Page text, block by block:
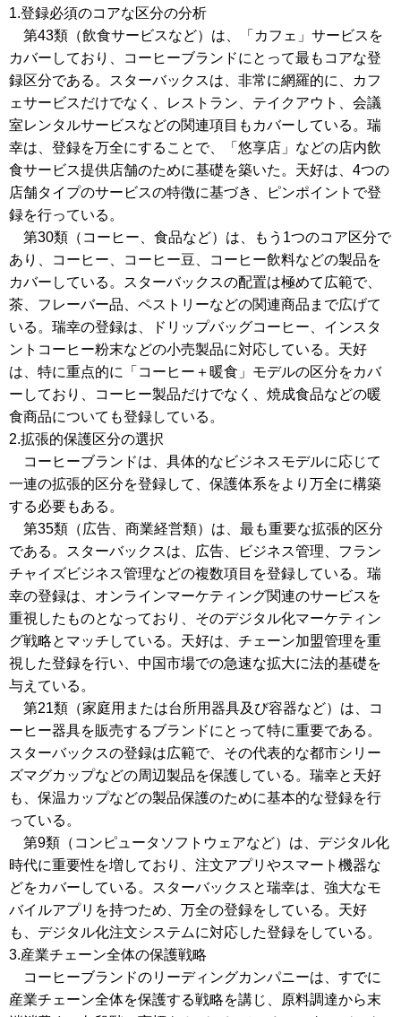
1.登録必須のコアな区分の分析
第43類（飲食サービスなど）は、「カフェ」サービスを
カバーしており、コーヒーブランドにとって最もコアな登
録区分である。スターバックスは、非常に網羅的に、カフ
ェサービスだけでなく、レストラン、テイクアウト、会議
室レンタルサービスなどの関連項目もカバーしている。瑞
幸は、登録を万全にすることで、「悠享店」などの店内飲
食サービス提供店舗のために基礎を築いた。天好は、4つの
店舗タイプのサービスの特徴に基づき、ピンポイントで登
録を行っている。
第30類（コーヒー、食品など）は、もう1つのコア区分で
あり、コーヒー、コーヒー豆、コーヒー飲料などの製品を
カバーしている。スターバックスの配置は極めて広範で、
茶、フレーバー品、ペストリーなどの関連商品まで広げて
いる。瑞幸の登録は、ドリップバッグコーヒー、インスタ
ントコーヒー粉末などの小売製品に対応している。天好
は、特に重点的に「コーヒー＋暖食」モデルの区分をカバ
ーしており、コーヒー製品だけでなく、焼成食品などの暖
食商品についても登録している。
2.拡張的保護区分の選択
コーヒーブランドは、具体的なビジネスモデルに応じて
一連の拡張的区分を登録して、保護体系をより万全に構築
する必要もある。
第35類（広告、商業経営類）は、最も重要な拡張的区分
である。スターバックスは、広告、ビジネス管理、フラン
チャイズビジネス管理などの複数項目を登録している。瑞
幸の登録は、オンラインマーケティング関連のサービスを
重視したものとなっており、そのデジタル化マーケティン
グ戦略とマッチしている。天好は、チェーン加盟管理を重
視した登録を行い、中国市場での急速な拡大に法的基礎を
与えている。
第21類（家庭用または台所用器具及び容器など）は、コ
ーヒー器具を販売するブランドにとって特に重要である。
スターバックスの登録は広範で、その代表的な都市シリー
ズマグカップなどの周辺製品を保護している。瑞幸と天好
も、保温カップなどの製品保護のために基本的な登録を行
っている。
第9類（コンピュータソフトウェアなど）は、デジタル化
時代に重要性を増しており、注文アプリやスマート機器な
どをカバーしている。スターバックスと瑞幸は、強大なモ
バイルアプリを持つため、万全の登録をしている。天好
も、デジタル化注文システムに対応した登録をしている。
3.産業チェーン全体の保護戦略
コーヒーブランドのリーディングカンパニーは、すでに
産業チェーン全体を保護する戦略を講じ、原料調達から末